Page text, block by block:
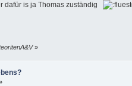
dafür is ja Thomas zuständig
»